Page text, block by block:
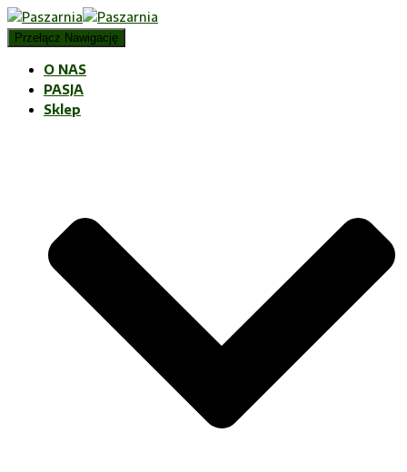
Przełącz Nawigację
O NAS
PASJA
Sklep